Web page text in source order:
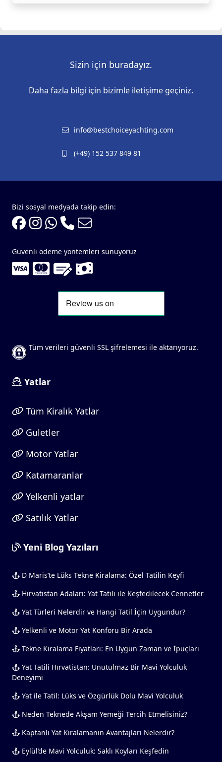
Sizin için buradayız.
Daha fazla bilgi için bizimle iletişime geçiniz.
info@bestchoiceyachting.com
(+49) 152 537 849 81
Bizi sosyal medyada takip edin:
Güvenli ödeme yöntemleri sunuyoruz
Tüm verileri güvenli SSL şifrelemesi ile aktarıyoruz.
Yatlar
Tüm Kiralık Yatlar
Guletler
Motor Yatlar
Katamaranlar
Yelkenli yatlar
Satılık Yatlar
Yeni Blog Yazıları
D Maris’te Lüks Tekne Kiralama: Özel Tatilin Keyfi
Hırvatistan Adaları: Yat Tatili ile Keşfedilecek Cennetler
Yat Türleri Nelerdir ve Hangi Tatil İçin Uygundur?
Yelkenli ve Motor Yat Konforu Bir Arada
Tekne Kiralama Fiyatları: En Uygun Zaman ve İpuçları
Yat Tatili Hırvatistan: Unutulmaz Bir Mavi Yolculuk
Deneyimi
Yat ile Tatil: Lüks ve Özgürlük Dolu Mavi Yolculuk
Neden Teknede Akşam Yemeği Tercih Etmelisiniz?
Kaptanlı Yat Kiralamanın Avantajları Nelerdir?
Eylül’de Mavi Yolculuk: Saklı Koyları Keşfedin